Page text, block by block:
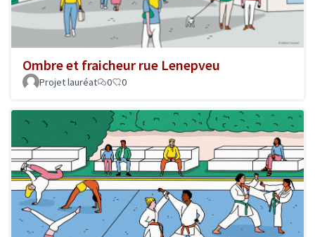
Ombre et fraicheur rue Lenepveu
Projet lauréat 0 0